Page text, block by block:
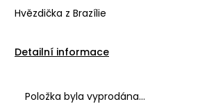
Hvězdička z Brazílie
Detailní informace
Položka byla vyprodána…